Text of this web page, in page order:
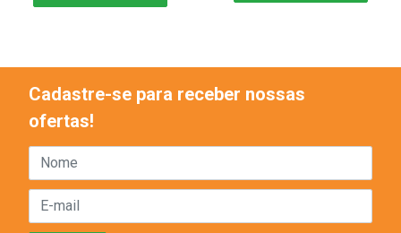
Cadastre-se para receber nossas
ofertas!